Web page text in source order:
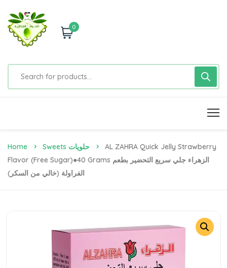
0
Home Sweets حلويات
AL ZAHRA Quick Jelly Strawberry
Flavor (Free Sugar)●40 Grams الزهراء جلي سريع التحضير بطعم
الفراولة (خالي من السكر)